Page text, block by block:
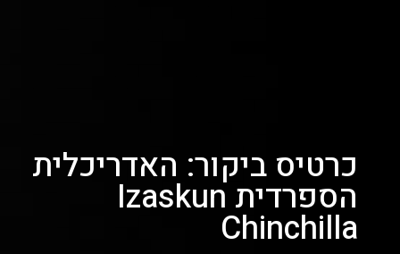
כרטיס ביקור: האדריכלית
הספרדית Izaskun
Chinchilla